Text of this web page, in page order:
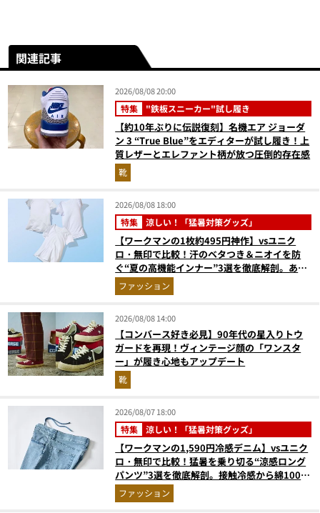
関連記事
2026/08/08 20:00
特集 "鉄板スニーカー"試し履き
【約10年ぶりに伝説復刻】名機エア ジョーダ
ン 3 “True Blue”をエディターが試し履き！上
質レザーとエレファント柄が放つ圧倒的存在感
靴
2026/08/08 18:00
特集 涼しい！「猛暑対策グッズ」
【ワークマンの1枚約495円神作】vsユニク
ロ・無印で比較！汗のベタつき＆ニオイを防
ぐ“夏の高機能インナー”3選を徹底解剖。あな
たに最適な1着は？
ファッション
2026/08/08 14:00
【コンバース好き必見】90年代の星入りトウ
ガードを再現！ヴィンテージ顔の「ワンスタ
ー」が履き心地もアップデート
靴
2026/08/07 18:00
特集 涼しい！「猛暑対策グッズ」
【ワークマンの1,590円冷感デニム】vsユニク
ロ・無印で比較！猛暑を乗り切る“涼感ロング
パンツ”3選を徹底解剖。接触冷感から綿100%
まで決定版
ファッション